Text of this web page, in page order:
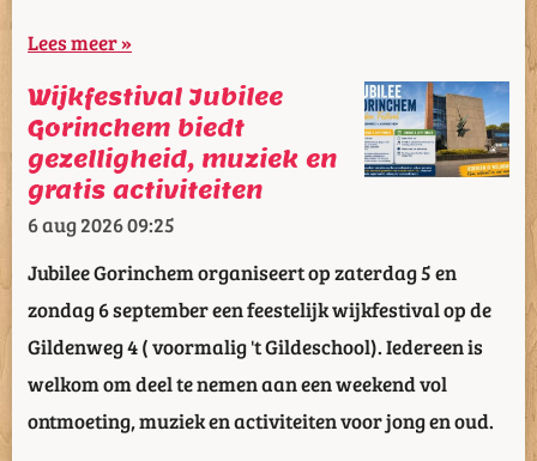
Lees meer »
Wijkfestival Jubilee
Gorinchem biedt
gezelligheid, muziek en
gratis activiteiten
6 aug 202609:25
Jubilee Gorinchem organiseert op zaterdag 5 en
zondag 6 september een feestelijk wijkfestival op de
Gildenweg 4 ( voormalig 't Gildeschool). Iedereen is
welkom om deel te nemen aan een weekend vol
ontmoeting, muziek en activiteiten voor jong en oud.